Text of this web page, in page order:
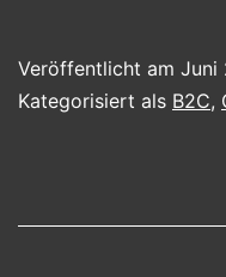
Veröffentlicht am Juni
Kategorisiert als B2C,